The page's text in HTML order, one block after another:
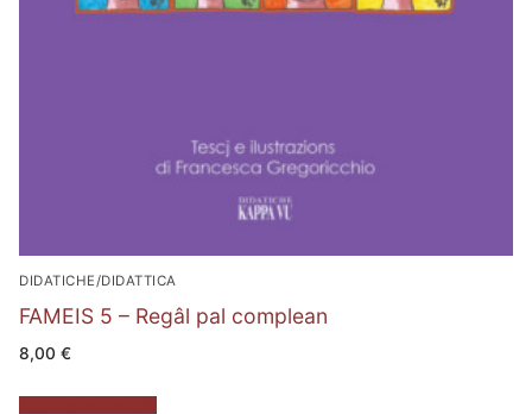
DIDATICHE/DIDATTICA
FAMEIS 5 – Regâl pal complean
8,00 €